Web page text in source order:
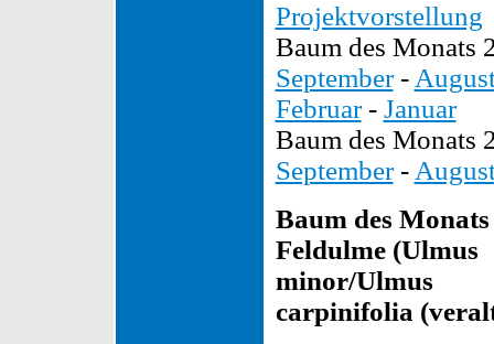
Projektvorstellung
Baum des Monats
September-
Februar- Januar
Baum des Monats
September-
Baum des
Feldulme (Ulmus
minor/Ulmus
carpinifolia